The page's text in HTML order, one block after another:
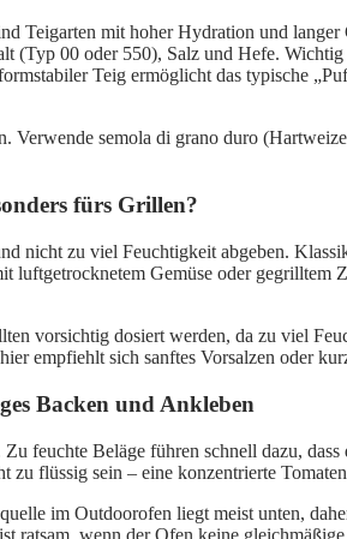
Teigarten mit hoher Hydration und
(Typ 00 oder 550), Salz und Hefe.
Teig ermöglicht das typische
semola di grano duro
fürs Grillen?
nicht zu viel Feuchtigkeit abgeben.
Gemüse oder gegrilltem
vorsichtig dosiert werden, da zu viel
empfiehlt sich sanftes Vorsalzen oder
Backen und Ankleben
feuchte Beläge führen schnell dazu,
flüssig sein – eine konzentrierte
im Outdoorofen liegt meist unten,
ratsam, wenn der Ofen keine